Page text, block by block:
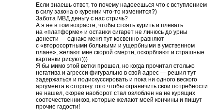
Если знаешь ответ, то почему надееешься что с вступлением
в силу закона о курении что-то изменится?)
Забота МВД деньгу с нас стричь?
А я не в том возрасте, чтобы стоять курить и плевать
на «платформе» и останки сигарет не линюсь до урны
донести — однако меня тут косвенно равняют
с «второсортными больными и ущербными в умственном
плане», желают мне скорой смерти, оскорбляют и страшные
картинки рисуют)))
Я бы мимо этой ветки прошел, но когда прочитал столько
негатива и агресси фигурально в свой адрес — решил тут
задержаться и подискуссировать и пока ни одного веского
аргумента в сторону того чтобы ограничить свои потребности
не нашел, скорее наоборот стал озлоблен на не курящих
соотечественников, которые желают моей кончины и пишут
прочие гадости!